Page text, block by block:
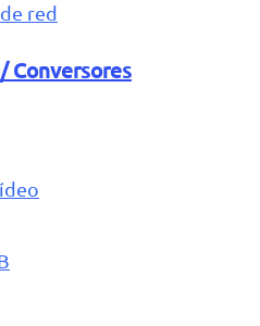
red
Conversores